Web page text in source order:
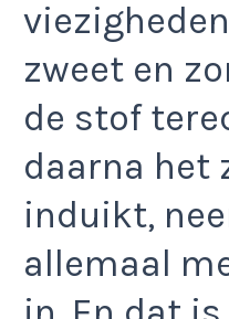
zweet en
de stof
daarna het
induikt,
allemaal